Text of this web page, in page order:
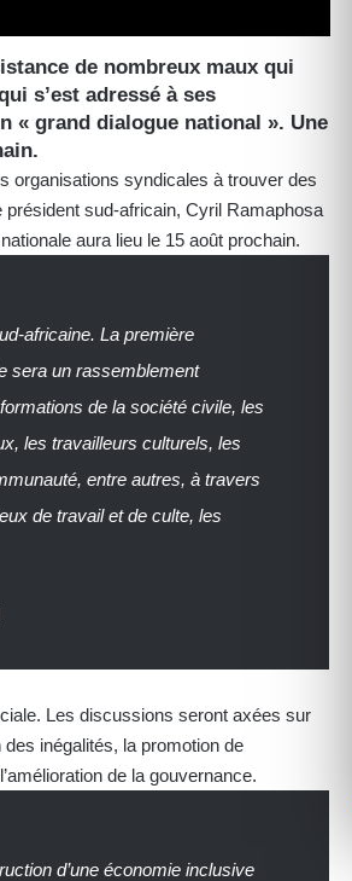
de nombreux maux qui
s’est adressé à ses
« grand dialogue national ». Une
organisations syndicales à trouver des
sud-africain, Cyril Ramaphosa
aura lieu le 15 août prochain.
africaine. La première
sera un rassemblement
de la société civile, les
les travailleurs culturels, les
entre autres, à travers
de travail et de culte, les
Les discussions seront axées sur
inégalités, la promotion de
de la gouvernance.
d’une économie inclusive